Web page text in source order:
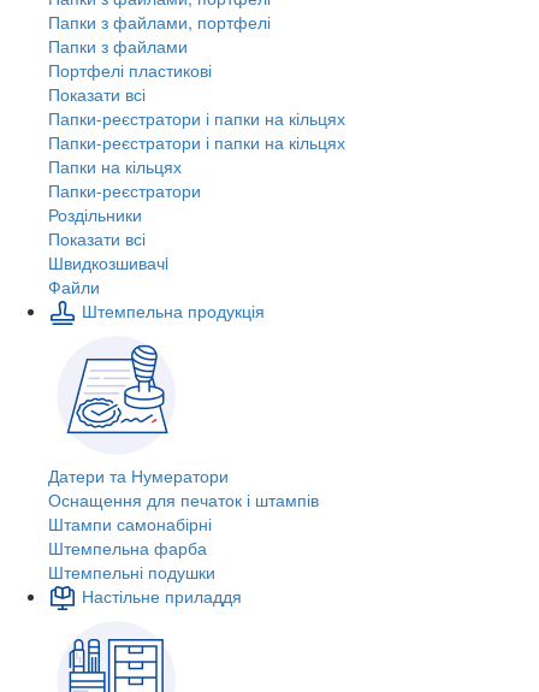
Папки з файлами, портфелі
Папки з файлами
Портфелі пластикові
Показати всі
Папки-реєстратори і папки на кільцях
Папки-реєстратори і папки на кільцях
Папки на кільцях
Папки-реєстратори
Роздільники
Показати всі
Швидкозшивачi
Файли
Штемпельна продукція
Датери та Нумератори
Оснащення для печаток і штампів
Штампи самонабірні
Штемпельна фарба
Штемпельні подушки
Настільне приладдя